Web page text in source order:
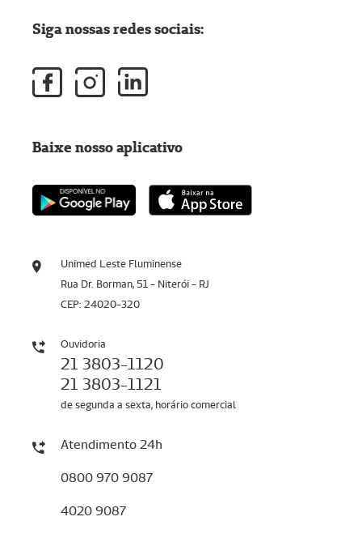
Unimed Leste Fluminense
Rua Dr. Borman, 51 - Niterói - RJ
CEP: 24020-320
Ouvidoria
21 3803-1120
21 3803-1121
de segunda a sexta, horário comercial
Atendimento 24h
0800 970 9087
4020 9087
Siga nossas redes sociais:
Baixe nosso aplicativo